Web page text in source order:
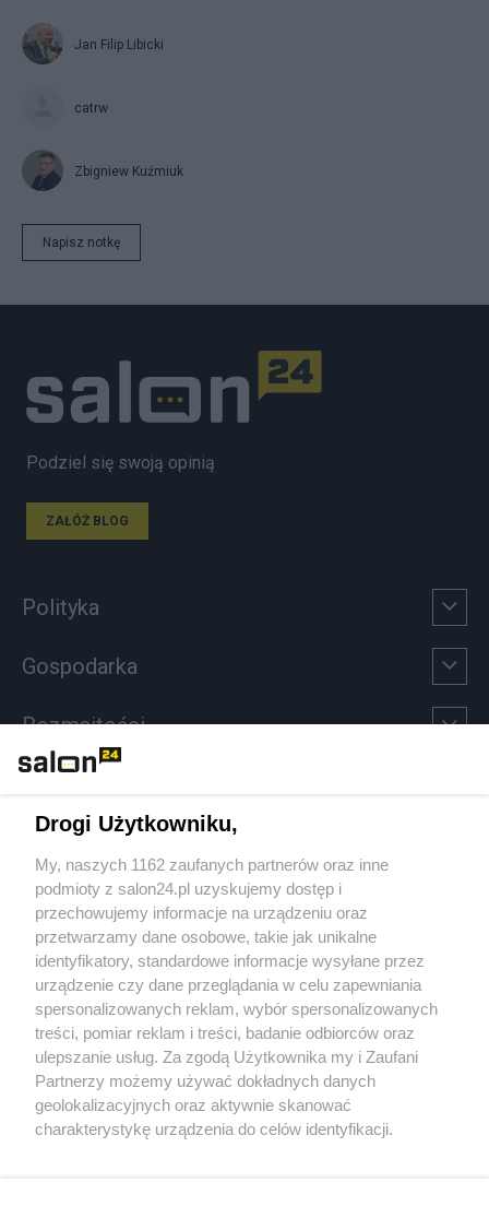
Jan Filip Libicki
catrw
Zbigniew Kuźmiuk
Napisz notkę
Podziel się swoją opinią
ZAŁÓŻ BLOG
Polityka
Gospodarka
Rozmaitości
Sport
Społeczeństwo
Kultura
X Facebook Instagram Youtube
Drogi Użytkowniku,
My, naszych 1162 zaufanych partnerów oraz inne
podmioty z salon24.pl uzyskujemy dostęp i
przechowujemy informacje na urządzeniu oraz
przetwarzamy dane osobowe, takie jak unikalne
identyfikatory, standardowe informacje wysyłane przez
urządzenie czy dane przeglądania w celu zapewniania
spersonalizowanych reklam, wybór spersonalizowanych
treści, pomiar reklam i treści, badanie odbiorców oraz
ulepszanie usług. Za zgodą Użytkownika my i Zaufani
Partnerzy możemy używać dokładnych danych
geolokalizacyjnych oraz aktywnie skanować
charakterystykę urządzenia do celów identyfikacji.